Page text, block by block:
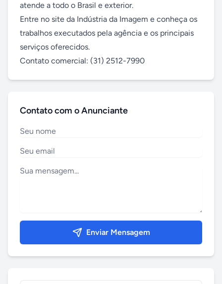
atende a todo o Brasil e exterior.
Entre no site da Indústria da Imagem e conheça os
trabalhos executados pela agência e os principais
serviços oferecidos.
Contato comercial: (31) 2512-7990
Contato com o Anunciante
Enviar Mensagem